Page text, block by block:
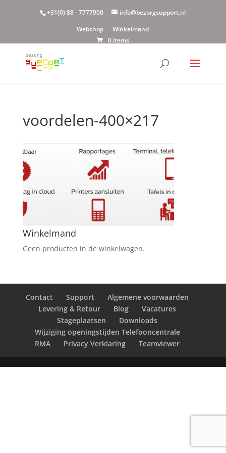
+31(0) 88 - 7777900
info@bezorgsupport.nl
Webshop
Winkelmand
0 items
voordelen-400×217
Winkelmand
Geen producten in de winkelwagen.
Contact Support
Algemene voorwaarden
Levering & Retour
Blog
Vacatures
Stageplaatsen
Downloads
Wijziging openingstijden Telefooncentrale
RMA
Privacy Verklaring Teamviewer